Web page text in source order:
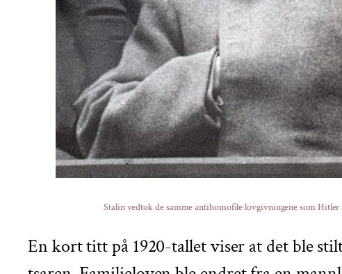
Stalin vedtok de samme antihomofile lovgivningene som
En kort titt på 1920-tallet viser at det ble